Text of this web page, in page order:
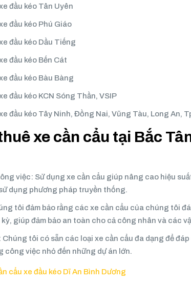
đầu kéo Tân Uyên
đầu kéo Phú Giáo
đầu kéo Dầu Tiếng
đầu kéo Bến Cát
đầu kéo Bàu Bàng
đầu kéo KCN Sóng Thần, VSIP
đầu kéo Tây Ninh, Đồng Nai, Vũng Tàu, Long An,
xe cần cẩu tại Bắc
việc: Sử dụng xe cần cẩu giúp nâng cao hiệu
dụng phương pháp truyền thống.
tôi đảm bảo rằng các xe cần cẩu của chúng tôi
giúp đảm bảo an toàn cho cả công nhân và các
Chúng tôi có sẵn các loại xe cần cẩu đa dạng để
công việc nhỏ đến những dự án lớn.
cẩu xe đầu kéo Dĩ An Bình Dương